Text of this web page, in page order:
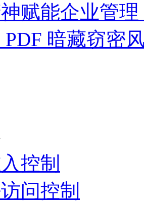
赋能企业管
PDF 暗藏窃密
控制
问控制